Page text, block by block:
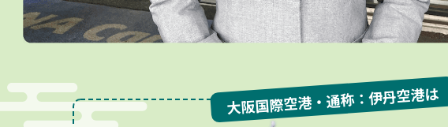
大阪国際空港・通称：伊丹空港は